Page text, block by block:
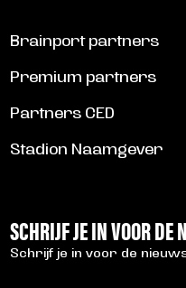
Brainport partners
Premium partners
Partners CED
Stadion Naamgever
SCHRIJF JE IN VOOR DE
Schrijf je in voor de